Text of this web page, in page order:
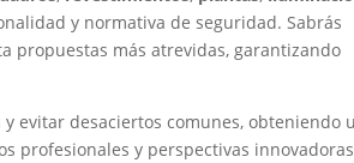
y normativa de seguridad. Sabrás
propuestas más atrevidas, garantizando
evitar desaciertos comunes, obteniendo
profesionales y perspectivas innovadoras